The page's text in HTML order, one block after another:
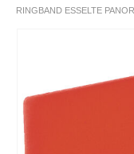
RINGBAND ESSELTE